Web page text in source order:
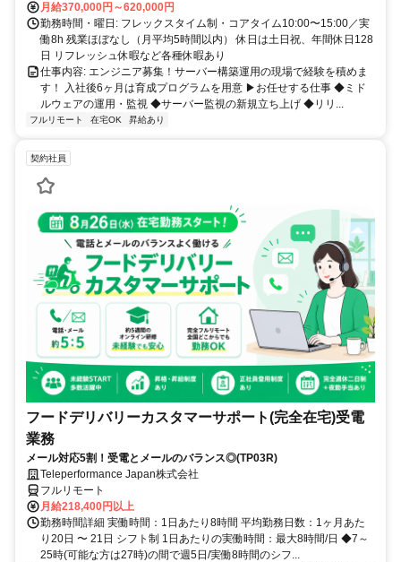
月給370,000円～620,000円
勤務時間・曜日: フレックスタイム制・コアタイム10:00〜15:00／実
働8h 残業ほぼなし（月平均5時間以内） 休日は土日祝、年間休日128
日 リフレッシュ休暇など各種休暇あり
仕事内容: エンジニア募集！サーバー構築運用の現場で経験を積めま
す！ 入社後6ヶ月は育成プログラムを用意 ▶お任せする仕事 ◆ミド
ルウェアの運用・監視 ◆サーバー監視の新規立ち上げ ◆リリ...
フルリモート 在宅OK 昇給あり
契約社員
フードデリバリーカスタマーサポート(完全在宅)受電
業務
メール対応5割！受電とメールのバランス◎(TP03R)
Teleperformance Japan株式会社
フルリモート
月給218,400円以上
勤務時間詳細 実働時間：1日あたり8時間 平均勤務日数：1ヶ月あた
り20日 〜 21日 シフト制 1日あたりの実働時間：最大8時間/日 ◆7～
25時(可能な方は27時)の間で週5日/実働8時間のシフ...